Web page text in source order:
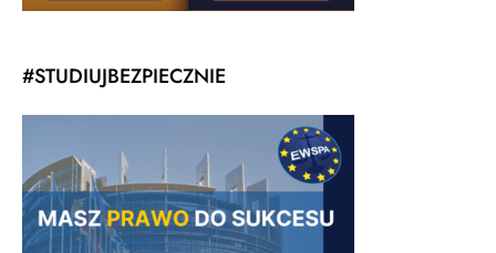
#STUDIUJBEZPIECZNIE